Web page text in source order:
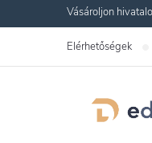
a
Vásároljon
Elérhetőségek